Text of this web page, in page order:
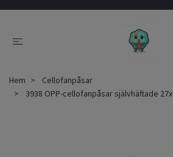
Hem
Cellofanpåsar
3938 OPP-cellofanpåsar självhäftade